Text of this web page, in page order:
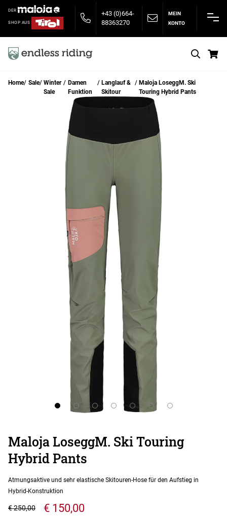
DER
SHOP AUS
+43 (0)664-
88363270
MEIN
KONTO
Home Sale
Winter
Sale
Damen
Funktion
Langlauf &
Skitour
Maloja LoseggM. Ski
Touring Hybrid Pants
Maloja LoseggM. Ski Touring
Hybrid Pants
Atmungsaktive und sehr elastische Skitouren-Hose für den Aufstieg in
Hybrid-Konstruktion
€ 150,00
€ 250,00